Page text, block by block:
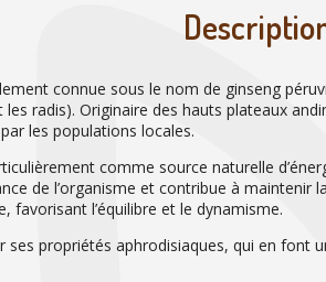
connue sous le nom de ginseng
radis). Originaire des hauts plateaux
les populations locales.
comme source naturelle
de l’organisme et contribue à maintenir
favorisant l’équilibre et le dynamisme.
ses propriétés aphrodisiaques, qui en font